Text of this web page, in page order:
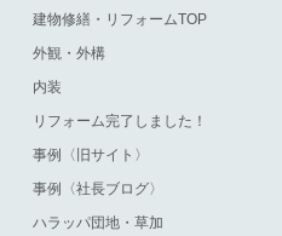
建物修繕・リフォームTOP
外観・外構
内装
リフォーム完了しました！
事例〈旧サイト〉
事例〈社長ブログ〉
ハラッパ団地・草加